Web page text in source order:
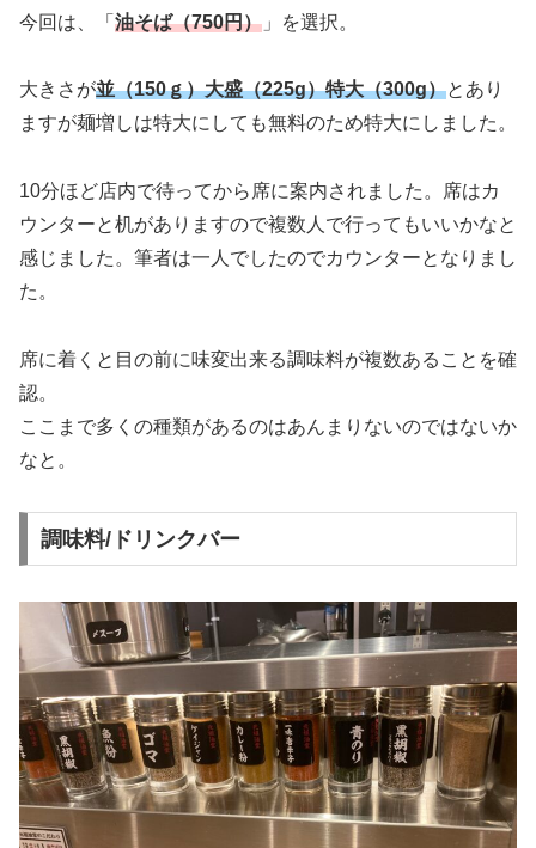
今回は、「 油そば（750円） 」を選択。
大きさが並（150ｇ）大盛（225g）特大（300g）とあり
ますが麺増しは特大にしても無料のため特大にしました。
10分ほど店内で待ってから席に案内されました。席はカ
ウンターと机がありますので複数人で行ってもいいかなと
感じました。筆者は一人でしたのでカウンターとなりまし
た。
席に着くと目の前に味変出来る調味料が複数あることを確
認。
ここまで多くの種類があるのはあんまりないのではないか
なと。
調味料/ドリンクバー